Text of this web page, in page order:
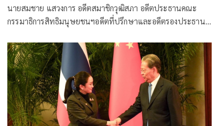
นายสมชาย แสวงการ อดีตสมาชิกวุฒิสภา อดีตประธานคณะ
กรรมาธิการสิทธิมนุษยชนฯอดีตที่ปรึกษาและอดีตรองประธาน
#ขอบคุณจีน #ทวิภาคี